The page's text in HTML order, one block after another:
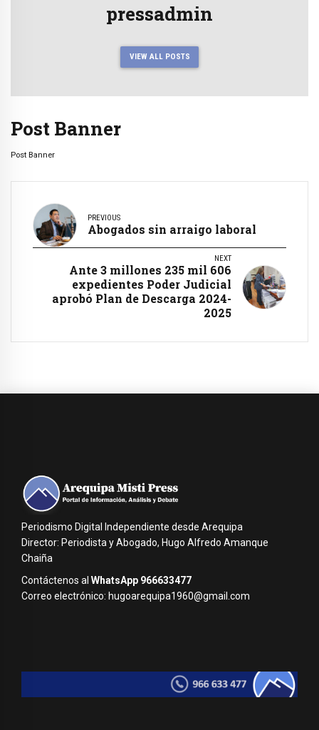
pressadmin
VIEW ALL POSTS
Post Banner
Post Banner
PREVIOUS
Abogados sin arraigo laboral
NEXT
Ante 3 millones 235 mil 606
expedientes Poder Judicial
aprobó Plan de Descarga 2024-
2025
Periodismo Digital Independiente desde Arequipa
Director: Periodista y Abogado, Hugo Alfredo Amanque
Chaiña
Contáctenos al WhatsApp 966633477
Correo electrónico: hugoarequipa1960@gmail.com